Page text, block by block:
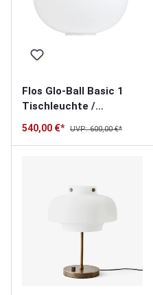
Flos Glo-Ball Basic 1
Tischleuchte /
Bodenleuchte
540,00 €* UVP: 600,00 €*